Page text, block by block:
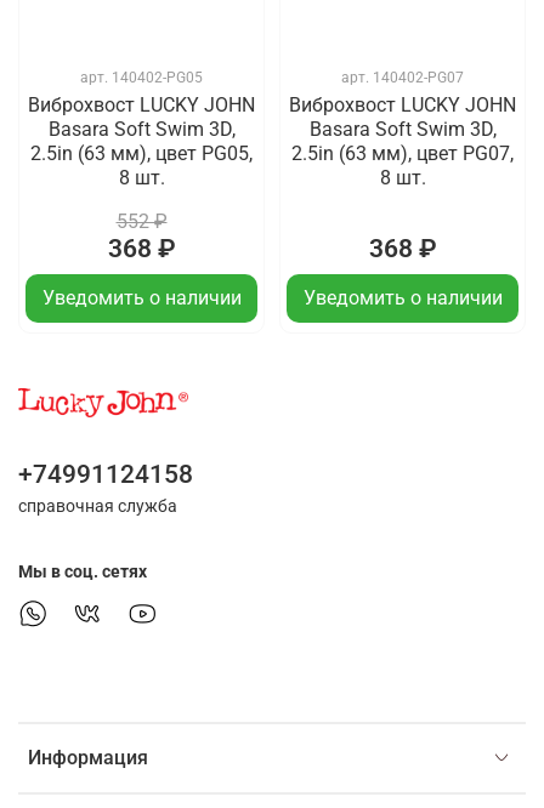
арт. 140402-PG05
Виброхвост LUCKY JOHN
Basara Soft Swim 3D,
2.5in (63 мм), цвет PG05,
8 шт.
552 ₽
368 ₽
Уведомить о наличии
арт. 140402-PG07
Виброхвост LUCKY JOHN
Basara Soft Swim 3D,
2.5in (63 мм), цвет PG07,
8 шт.
368 ₽
Уведомить о наличии
Информация
+74991124158
справочная служба
Мы в соц. сетях